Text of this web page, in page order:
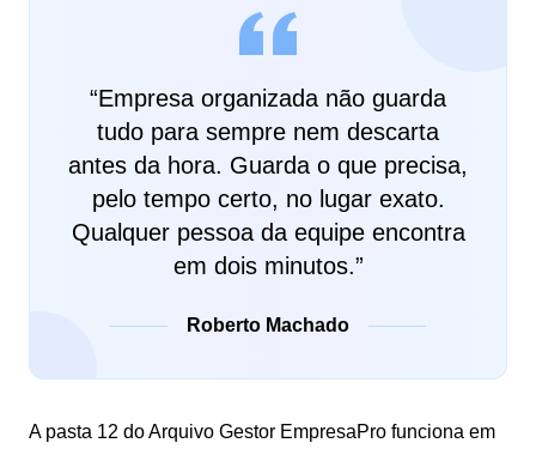
“Empresa organizada não guarda
tudo para sempre nem descarta
antes da hora. Guarda o que precisa,
pelo tempo certo, no lugar exato.
Qualquer pessoa da equipe encontra
em dois minutos.”
Roberto Machado
A pasta 12 do Arquivo Gestor EmpresaPro funciona em